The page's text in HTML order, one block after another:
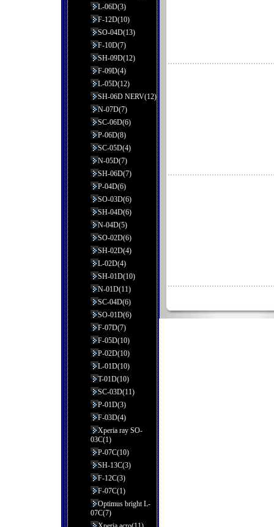
L-06D(3)
F-12D(10)
SO-04D(13)
F-10D(7)
SH-09D(12)
F-09D(4)
L-05D(12)
SH-06D NERV(12)
N-07D(7)
SC-06D(6)
P-06D(8)
SC-05D(4)
N-05D(7)
SH-06D(7)
P-04D(6)
SO-03D(6)
SH-04D(6)
N-04D(5)
SO-02D(6)
SH-02D(4)
L-02D(4)
SH-01D(10)
N-01D(11)
SC-04D(6)
SO-01D(6)
F-07D(7)
F-05D(10)
P-02D(10)
L-01D(10)
T-01D(10)
SC-03D(11)
P-01D(3)
F-03D(4)
Xperia ray SO-
03C(1)
P-07C(10)
SH-13C(3)
F-12C(3)
F-07C(1)
Optimus bright L-
07C(7)